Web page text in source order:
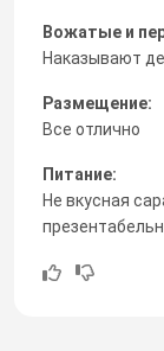
Вожатые и
Наказывают
Размещение:
Все отлично
Питание:
Не вкусная